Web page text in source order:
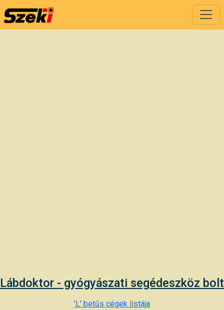
Lábdoktor - gyógyászati segédeszköz bolt
'L' betűs cégek listája